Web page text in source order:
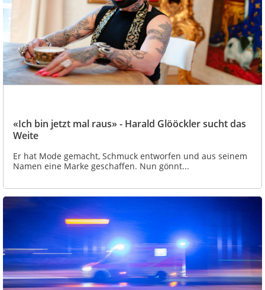
«Ich bin jetzt mal raus» - Harald Glööckler sucht das
Weite
Er hat Mode gemacht, Schmuck entworfen und aus seinem
Namen eine Marke geschaffen. Nun gönnt...